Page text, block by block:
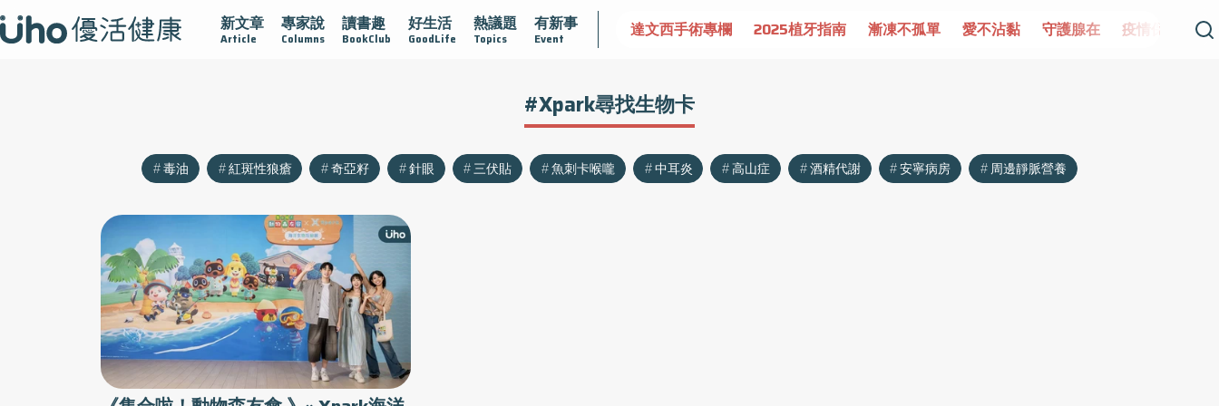
新文章
Article
專家說
Columns
讀書趣
BookClub
好生活
GoodLife
熱議題
Topics
有新事
Event
黏 守護腺在 疫情保衛戰 再生醫學 愛的未來視 認識攝護腺肥大 守護骨骼健康 達文西手術專欄 2025植牙指南 漸凍不孤單 愛不沾黏 守護腺在 疫情保衛戰
#Xpark尋找生物卡
毒油 紅斑性狼瘡 奇亞籽 針眼 三伏貼 魚刺卡喉嚨 中耳炎 高山症 酒精代謝 安寧病房 周邊靜脈營養